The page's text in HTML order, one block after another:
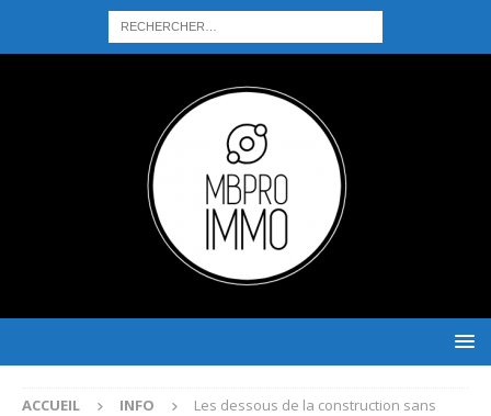
ACCUEIL INFO
Les dessous de la construction sans